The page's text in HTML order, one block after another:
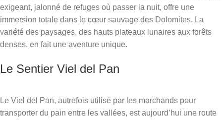
exigeant, jalonné de refuges où passer la nuit, offre une
immersion totale dans le cœur sauvage des Dolomites. La
variété des paysages, des hauts plateaux lunaires aux forêts
denses, en fait une aventure unique.
Le Sentier Viel del Pan
Le Viel del Pan, autrefois utilisé par les marchands pour
transporter du pain entre les vallées, est aujourd’hui une route